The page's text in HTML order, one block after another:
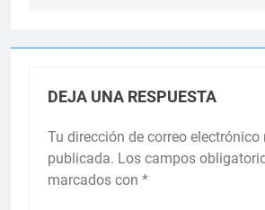
DEJA UNA RESPUESTA
Tu dirección de correo electrónico
publicada. Los campos
marcados con *